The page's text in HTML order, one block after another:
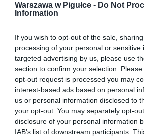
Warszawa w Pigułce - Do Not
Information
If you wish to opt-out of the sale,
processing of your personal or sensitive
targeted advertising by us, please use
section to confirm your selection.
opt-out request is processed you may
interest-based ads based on personal
us or personal information disclosed to
your opt-out. You may separately opt-
disclosure of your personal information
IAB’s list of downstream participants.